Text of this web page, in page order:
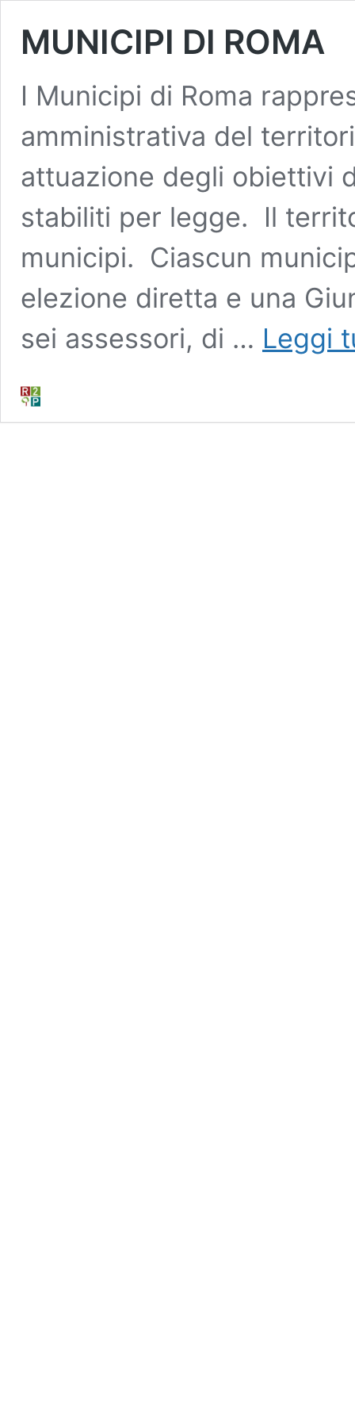
MUNICIPI DI ROMA
I Municipi di Roma
amministrativa del
attuazione degli obiettivi
stabiliti per legge. Il
municipi. Ciascun
elezione diretta e una
sei assessori, di … Leggi